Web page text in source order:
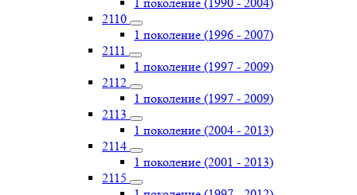
2110
1 поколение (1996 - 2007)
2111
1 поколение (1997 - 2009)
2112
1 поколение (1997 - 2009)
2113
1 поколение (2004 - 2013)
2114
1 поколение (2001 - 2013)
2115